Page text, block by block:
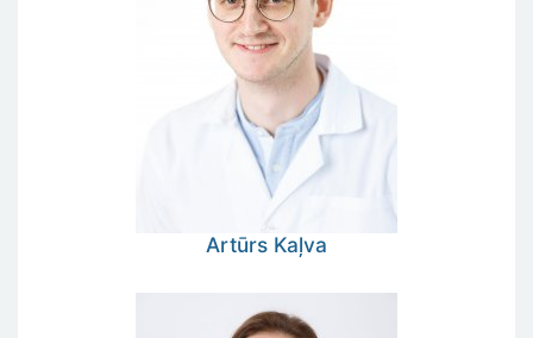
Artūrs Kaļva